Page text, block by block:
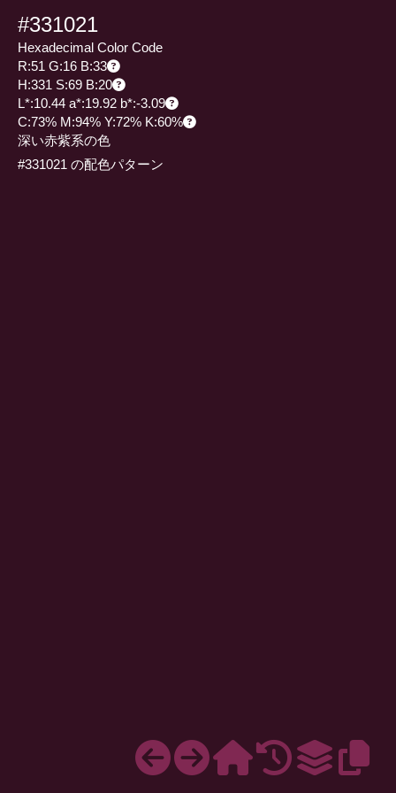
#331021
Hexadecimal Color Code
R:51 G:16 B:33
H:331 S:69 B:20
L*:10.44 a*:19.92 b*:-3.09
C:73% M:94% Y:72% K:60%
深い赤紫系の色
#331021 の配色パターン